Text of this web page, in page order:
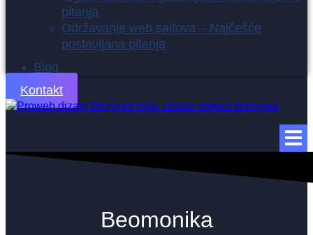
pitanja
Održavanje web sajtova – Najčešće
postavljana pitanja
Blog
Kontakt
Beomonika